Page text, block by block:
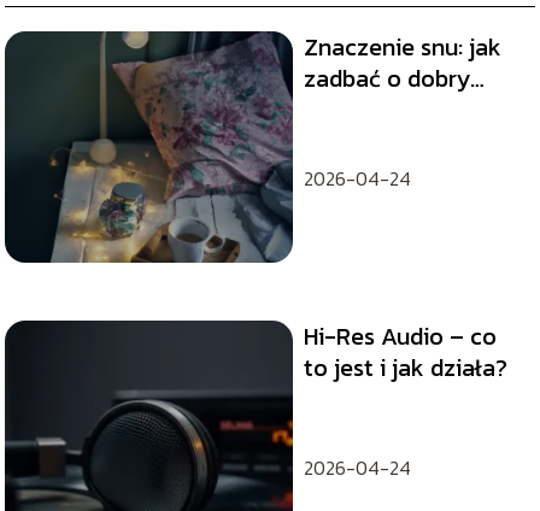
Znaczenie snu: jak
zadbać o dobry
2026-04-24
Hi-Res Audio – co
to jest i jak działa?
2026-04-24